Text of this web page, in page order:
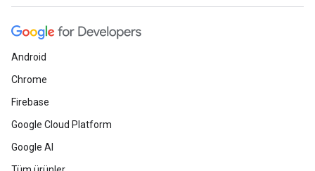
Android
Chrome
Firebase
Google Cloud Platform
Google AI